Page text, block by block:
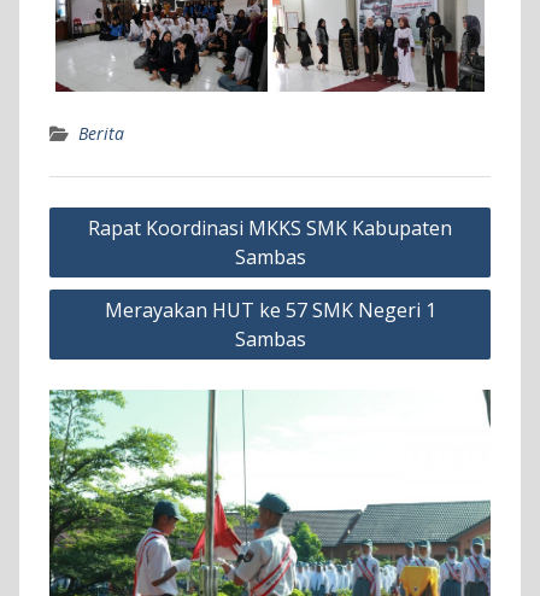
Berita
Navigasi
Rapat Koordinasi MKKS SMK Kabupaten
Sambas
Merayakan HUT ke 57 SMK Negeri 1
Sambas